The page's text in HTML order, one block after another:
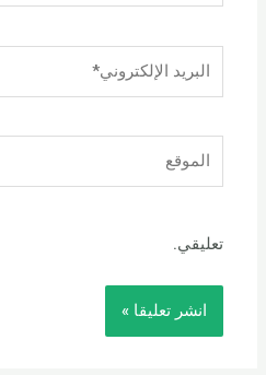
الإلكتروني*
تعليقي.